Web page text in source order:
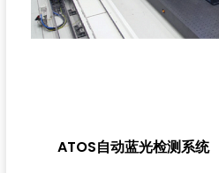
ATOS自动蓝光检测系统